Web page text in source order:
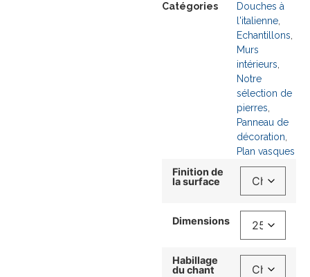
Catégories
Douches à
l'italienne
Echantillons
Murs
intérieurs
Notre
sélection de
pierres
Panneau de
décoration
Plan vasques
Finition de
la surface
Dimensions
Habillage
du chant